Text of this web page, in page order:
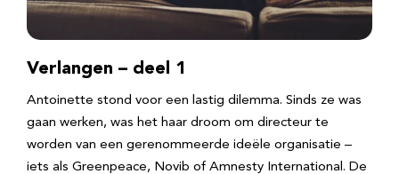
Verlangen – deel 1
Antoinette stond voor een lastig dilemma. Sinds ze was
gaan werken, was het haar droom om directeur te
worden van een gerenommeerde ideële organisatie –
iets als Greenpeace, Novib of Amnesty International. De